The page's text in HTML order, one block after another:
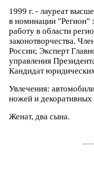
1999 г. - лауреат
в номинации "Регион"
работу в области
законотворчества.
России; Эксперт
управления
Кандидат
Увлечения:
ножей и
Женат, два сына.